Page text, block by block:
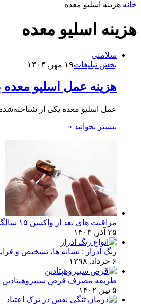
خانه|هزینه اسلیو معده
هزینه اسلیو معده
سلامتی
بخش تبلیغات۱۹ مهر, ۱۴۰۴
هزینه عمل اسلیو معده
عمل اسلیو معده یکی از
بیشتر بخوانید »
مراقبت های بعد از واکسن ۱۵ سالگی که والدین حتما باید بدانند!
۲۵ آذر, ۱۴۰۳
رنگ ادرار : نشانه ها، تشخیص و
۶ خرداد, ۱۳۹۸
طریقه مصرف قرص سیپروهپتادین
۵ تیر, ۱۴۰۲